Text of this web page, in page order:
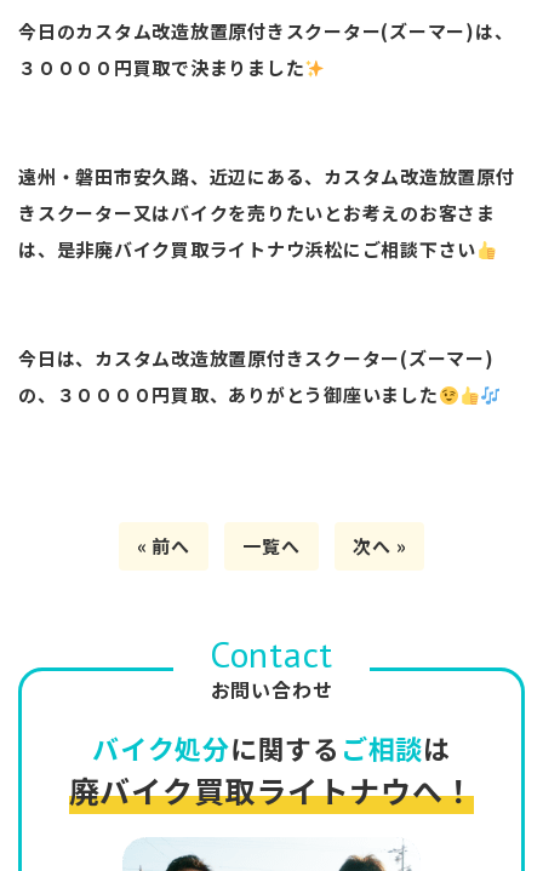
今日のカスタム改造放置原付きスクーター(ズーマー)は、
３００００円買取で決まりました
遠州・磐田市安久路、近辺にある、カスタム改造放置原付
きスクーター又はバイクを売りたいとお考えのお客さま
は、是非廃バイク買取ライトナウ浜松にご相談下さい
今日は、カスタム改造放置原付きスクーター(ズーマー)
の、３００００円買取、ありがとう御座いました
« 前へ 一覧へ 次へ »
Contact
お問い合わせ
バイク処分に関する ご相談は
廃バイク買取ライトナウへ！